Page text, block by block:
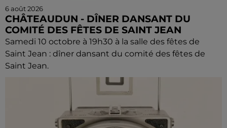
6 août 2026
CHÂTEAUDUN - DÎNER DANSANT DU
COMITÉ DES FÊTES DE SAINT JEAN
Samedi 10 octobre à 19h30 à la salle des fêtes de
Saint Jean : dîner dansant du comité des fêtes de
Saint Jean.